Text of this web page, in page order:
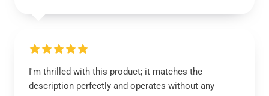
I'm thrilled with this product; it matches the
description perfectly and operates without any